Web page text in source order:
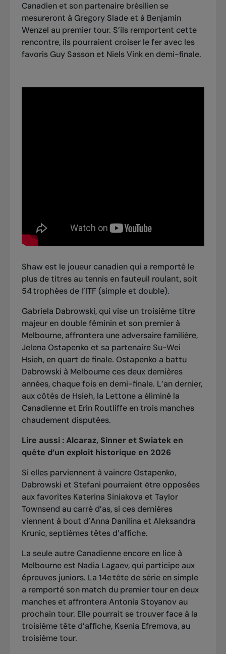
Canadien et son partenaire brésilien se
mesureront à Gregory Slade et à Benjamin
Wenzel au premier tour. S’ils remportent cette
rencontre, ils pourraient croiser le fer avec les
favoris Guy Sasson et Niels Vink en demi-finale.
Shaw est le joueur canadien qui a remporté le
plus de titres au tennis en fauteuil roulant, soit
54 trophées de l’ITF (simple et double).
Gabriela Dabrowski, qui vise un troisième titre
majeur en double féminin et son premier à
Melbourne, affrontera une adversaire familière,
Jelena Ostapenko et sa partenaire Su-Wei
Hsieh, en quart de finale. Ostapenko a battu
Dabrowski à Melbourne ces deux dernières
années, chaque fois en demi-finale. L’an dernier,
aux côtés de Hsieh, la Lettone a éliminé la
Canadienne et Erin Routliffe en trois manches
chaudement disputées.
Lire aussi :Alcaraz, Sinner et Swiatek en
quête d’un exploit historique en 2026
Si elles parviennent à vaincre Ostapenko,
Dabrowski et Stefani pourraient être opposées
aux favorites Katerina Siniakova et Taylor
Townsend au carré d’as, si ces dernières
viennent à bout d’Anna Danilina et Aleksandra
Krunic, septièmes têtes d’affiche.
La seule autre Canadienne encore en lice à
Melbourne est Nadia Lagaev, qui participe aux
épreuves juniors. La 14e tête de série en simple
a remporté son match du premier tour en deux
manches et affrontera Antonia Stoyanov au
prochain tour. Elle pourrait se trouver face à la
troisième tête d’affiche, Ksenia Efremova, au
troisième tour.